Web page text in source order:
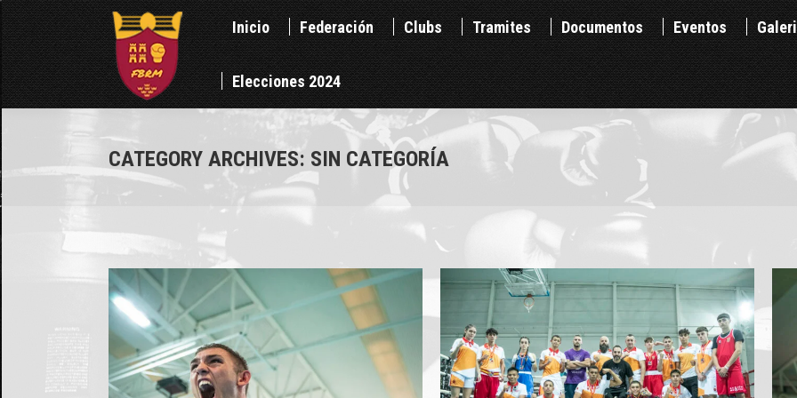
Inicio Federación Clubs Tramites Documentos Eventos
Elecciones 2024
CATEGORY ARCHIVES: SIN CATEGORÍA
Inicio Federación Clubs Tramites Documentos Eventos
Elecciones 2024